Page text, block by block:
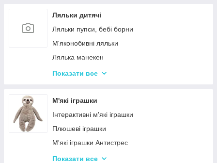
Дитячі ігрові набори для прибирання
Дитячі рольові набори лікаря
Дитячий ігровий набір кухня
Дитячий ігровий магазин, касса
Іграшковий салон краси, трюмо
Ляльки дитячі
Ляльки пупси, бебі борни
М'яконобивні ляльки
Лялька манекен
Барбі та схожі ляльки
Лялькові будиночки
Візочки для ляльок
Ліжечка для ляльок
Одяг та аксесуари для Ляльок
Показати все
М'які іграшки
Інтерактивні м'які іграшки
Плюшеві іграшки
М'які іграшки Антистрес
Іграшки для лялькового театру
Показати все